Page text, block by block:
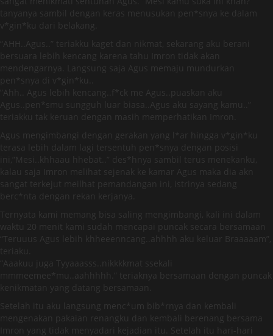
tanyanya sambil dengan keras menusukan pen*snya ke dalam
v*gin*ku dari belakang.
“AHH..Agus..” teriakku kaget dan nikmat, sekarang aku berani
bersuara lebih kencang karena tahu Imron tidak akan
mendengarnya. Langsung saja Agus memaju mundurkan
pen*snya di v*gin*ku..
”Ahh.. Agus lebih kencang..f*ck me Agus..puaskan aku
Agus..pen*smu sungguh luar biasa..Agus aku sayang kamu..”
teriakku tak keruan dengan masih memperhatikan Imron.
Agus mengimbangi dengan gerakan yang l*ar hingga v*gin*ku
terasa lebih dalam lagi tersentuh pen*snya dengan posisi
ini,”Mesi..khhaau hhebat..” des*hnya sambil terus menekanku,
kalau saja Imron melihat sejenak ke kamar Agus maka dia akn
sangat terkejut meilhat pemandangan ini, istrinya sedang
berc*nta dengan rekan kerjanya.
Ternyata kami memang bisa saling mengimbangi, kali ini dalam
waktu 20 menit kami sudah mencapai puncak secara bersamaan
“Teruuus Agus lebih khheeenncang..ahhhh aku keluar Braaaaam”,
teriaku.
“Aaakuu juga Tyyaaasss..nikkkkmat ssekali
mmmeemee*mu..aahhhhh.” teriaknya bersamaan dengan puncak
kenikmatan yang datang bersamaan.
Setelah itu aku langsung menc*um bib*rnya dan kembali
mengenakan pakaian renangku dan kembali berenang bersama
Imron yang tidak menyadari kejadian itu. Setelah itu hari-hari